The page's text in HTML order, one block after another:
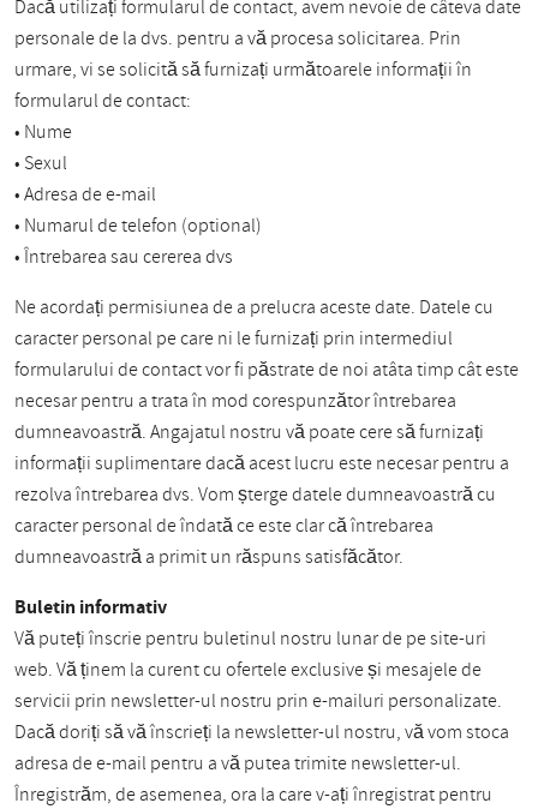
Dacă utilizați formularul de contact, avem nevoie de câteva date
personale de la dvs. pentru a vă procesa solicitarea. Prin
urmare, vi se solicită să furnizați următoarele informații în
formularul de contact:
• Nume
• Sexul
• Adresa de e-mail
• Numarul de telefon (optional)
• Întrebarea sau cererea dvs
Ne acordați permisiunea de a prelucra aceste date. Datele cu
caracter personal pe care ni le furnizați prin intermediul
formularului de contact vor fi păstrate de noi atâta timp cât este
necesar pentru a trata în mod corespunzător întrebarea
dumneavoastră. Angajatul nostru vă poate cere să furnizați
informații suplimentare dacă acest lucru este necesar pentru a
rezolva întrebarea dvs. Vom șterge datele dumneavoastră cu
caracter personal de îndată ce este clar că întrebarea
dumneavoastră a primit un răspuns satisfăcător.
Buletin informativ
Vă puteți înscrie pentru buletinul nostru lunar de pe site-uri
web. Vă ținem la curent cu ofertele exclusive și mesajele de
servicii prin newsletter-ul nostru prin e-mailuri personalizate.
Dacă doriți să vă înscrieți la newsletter-ul nostru, vă vom stoca
adresa de e-mail pentru a vă putea trimite newsletter-ul.
Înregistrăm, de asemenea, ora la care v-ați înregistrat pentru